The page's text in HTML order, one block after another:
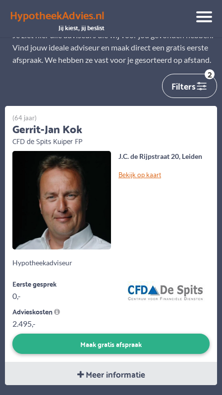
HypotheekAdvies.nl
Jij kiest, jij beslist
Alle adviseurs
Je ziet hier alle adviseurs die wij voor jou gevonden hebben.
Vind jouw ideale adviseur en maak direct een gratis eerste
afspraak. We hebben ze vast voor je gesorteerd op afstand.
Filters
2
J.C. de Rijpstraat 20, Leiden
Bekijk op kaart
Hypotheekadviseur
(64 jaar)
Gerrit-Jan Kok
CFD de Spits Kuiper FP
Eerste gesprek
0,-
Advieskosten
2.495,-
Maak gratis afspraak
Meer informatie